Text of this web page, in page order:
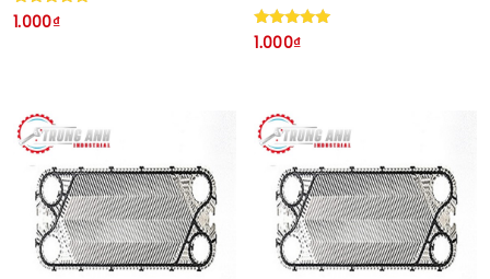
Được xếp
hạng
1.000₫
Được xếp
hạng
1.000₫